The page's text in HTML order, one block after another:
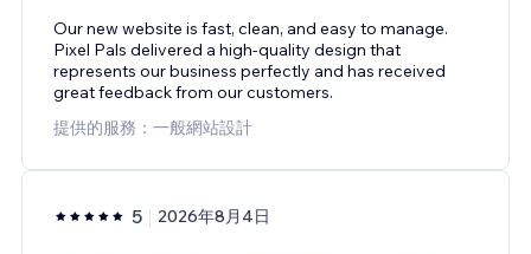
Our new website is fast, clean, and easy to manage.
Pixel Pals delivered a high-quality design that
represents our business perfectly and has received
great feedback from our customers.
提供的服務：一般網站設計
5 2026年8月4日